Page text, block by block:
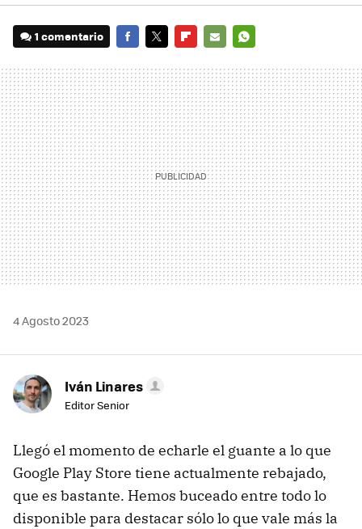
1 comentario
MAIL
4 Agosto 2023
Iván Linares
Editor Senior
Llegó el momento de echarle el guante a lo que
Google Play Store tiene actualmente rebajado,
que es bastante. Hemos buceado entre todo lo
disponible para destacar sólo lo que vale más la